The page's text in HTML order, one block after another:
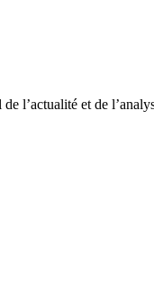
l’actualité et de